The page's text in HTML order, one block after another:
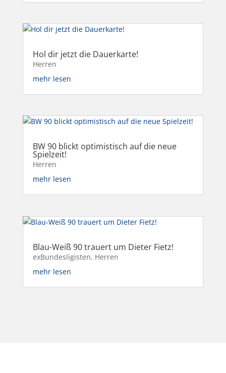
Hol dir jetzt die Dauerkarte!
Herren
mehr lesen
BW 90 blickt optimistisch auf die neue
Spielzeit!
Herren
mehr lesen
Blau-Weiß 90 trauert um Dieter Fietz!
exBundesligisten, Herren
mehr lesen